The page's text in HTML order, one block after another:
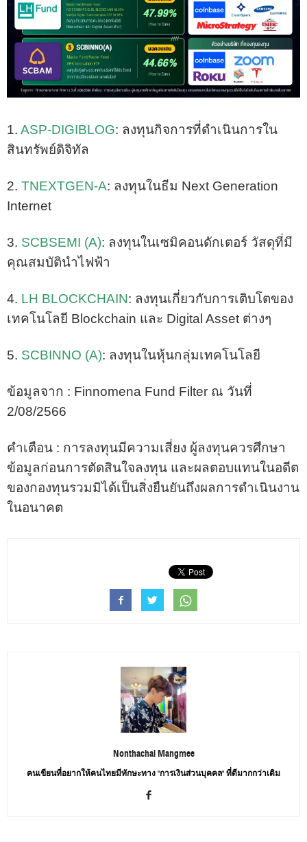
1. ASP-DIGIBLOG: ลงทุนกิจการที่ดำเนินการใน
สินทรัพย์ดิจิทัล
2. TNEXTGEN-A: ลงทุนในธีม Next Generation
Internet
3. SCBSEMI (A): ลงทุนในเซมิคอนดักเตอร์ วัสดุที่มี
คุณสมบัตินำไฟฟ้า
4. LH BLOCKCHAIN: ลงทุนเกี่ยวกับการเติบโตของ
เทคโนโลยี Blockchain และ Digital Asset ต่างๆ
5. SCBINNO (A): ลงทุนในหุ้นกลุ่มเทคโนโลยี
ข้อมูลจาก : Finnomena Fund Filter ณ วันที่
2/08/2566
คำเตือน : การลงทุนมีความเสี่ยง ผู้ลงทุนควรศึกษา
ข้อมูลก่อนการตัดสินใจลงทุน และผลตอบแทนในอดีต
ของกองทุนรวมมิได้เป็นสิ่งยืนยันถึงผลการดำเนินงาน
ในอนาคต
Nonthachai Mangmee
คนเขียนที่อยากให้คนไทยมีทักษะทาง "การเงินส่วนบุคคล" ที่ดีมากกว่าเดิม